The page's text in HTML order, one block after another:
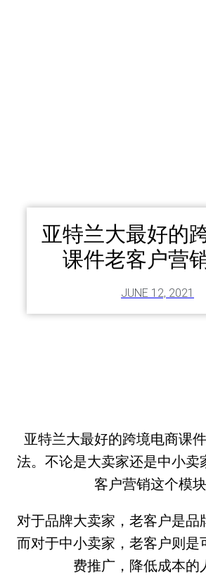
亚特兰大最好的
课件老客户营
JUNE 12, 2021
亚特兰大最好的跨境电商课
法。不论是大卖家还是中小卖
客户营销这个模块
对于品牌大卖家，老客户是品
而对于中小卖家，老客户则是
费推广，降低成本的